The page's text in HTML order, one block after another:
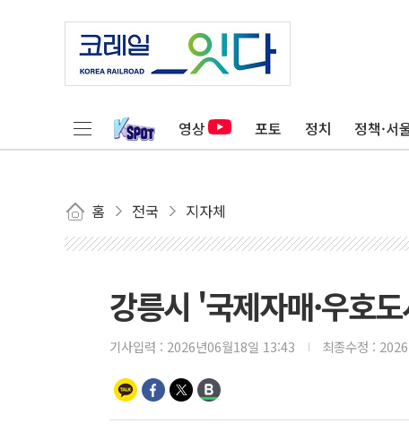
영상 포토 정치 정책·서
홈 전국 지자체
강릉시 '국제자매·우호
기사입력 : 2026년06월18일 13:43 최종수정 :